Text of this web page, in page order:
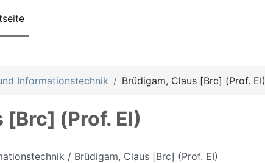
Informationstechnik Brüdigam, Claus [Brc] (Prof. EI)
[Brc] (Prof. EI)